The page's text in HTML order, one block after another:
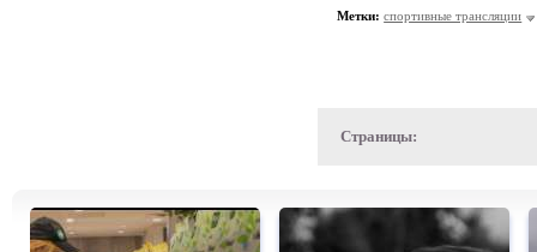
Метки: спортивные трансляции
Страницы: